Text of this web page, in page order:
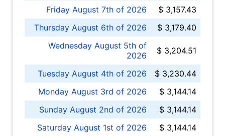
Friday August 7th of 2026
$ 3,157.43
Thursday August 6th of 2026
$ 3,179.40
Wednesday August 5th of
2026
$ 3,204.51
Tuesday August 4th of 2026
$ 3,230.44
Monday August 3rd of 2026
$ 3,144.14
Sunday August 2nd of 2026
$ 3,144.14
Saturday August 1st of 2026
$ 3,144.14